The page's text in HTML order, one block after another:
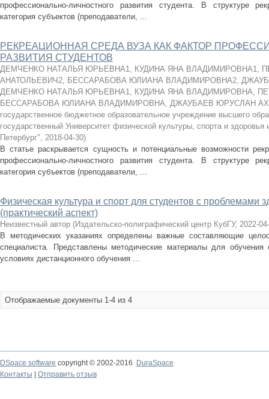
профессионально-личностного развития студента. В структуре
категория субъектов (преподаватели, ...
РЕКРЕАЦИОННАЯ СРЕДА ВУЗА КАК ФАКТОР
РАЗВИТИЯ СТУДЕНТОВ
ДЕМЧЕНКО НАТАЛЬЯ ЮРЬЕВНА1, КУДИНА ЯНА ВЛАДИМИРОВНА1,
АНАТОЛЬЕВИЧ2, БЕССАРАБОВА ЮЛИАНА ВЛАДИМИРОВНА2,
ДЕМЧЕНКО НАТАЛЬЯ ЮРЬЕВНА1, КУДИНА ЯНА ВЛАДИМИРОВНА,
БЕССАРАБОВА ЮЛИАНА ВЛАДИМИРОВНА, ДЖАУБАЕВ ЮРУСЛАН
государственное бюджетное образовательное учреждение высшего
государственный Университет физической культуры, спорта и
Петербург", 2018-04-30)
В статье раскрывается сущность и потенциальные возможности
профессионально-личностного развития студента. В структуре
категория субъектов (преподаватели, ...
Физическая культура и спорт для студентов с проблемами
(практический аспект)
Неизвестный автор (Издательско-полиграфический центр КубГУ, 2022-
В методических указаниях определены важные составляющие
специалиста. Представлены методические материалы для обучения
условиях дистанционного обучения ...
Отображаемые документы 1-4 из 4
DSpace software copyright © 2002-2016
DuraSpace
Контакты
Отправить отзыв